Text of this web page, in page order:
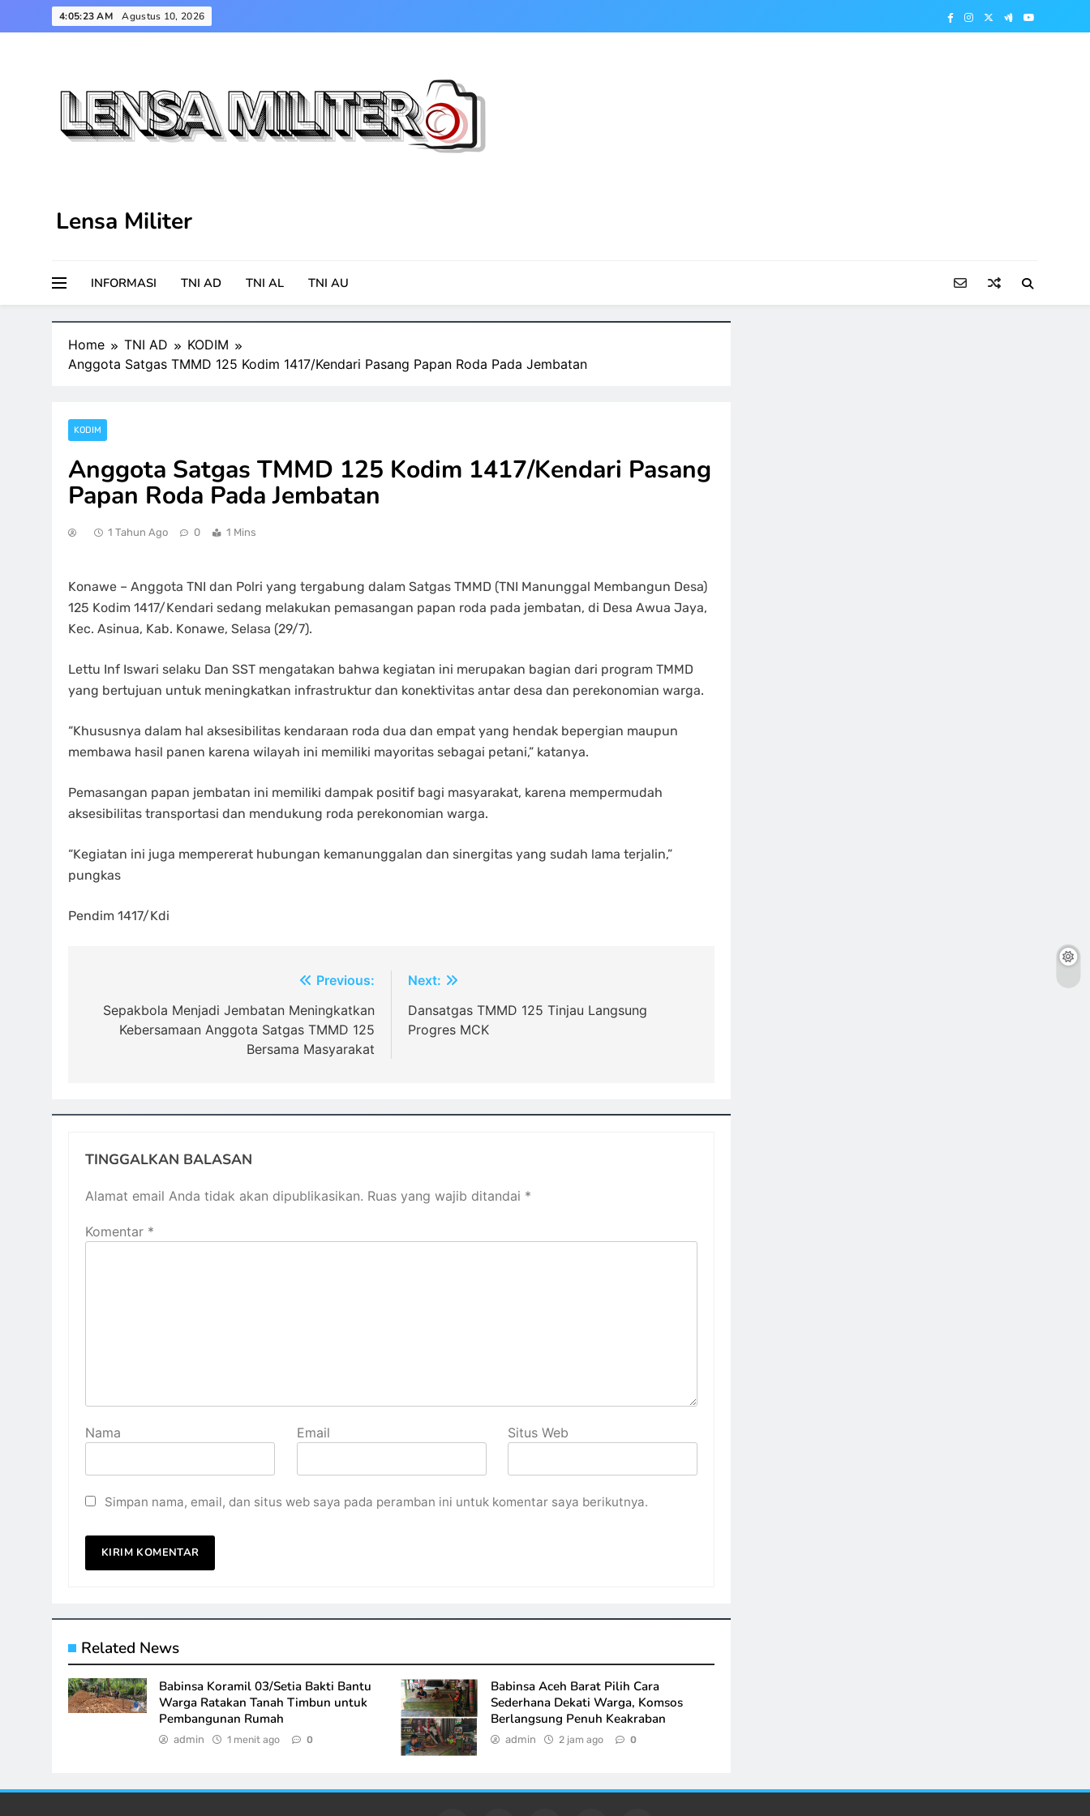
to
4:05:24 AM Agustus 10, 2026
Lensa Militer
INFORMASI TNI AD TNI AL TNI AU
Home TNI AD
KODIM
Anggota Satgas TMMD 125 Kodim 1417/Kendari Pasang Papan Roda Pada Jembatan
KODIM
Anggota Satgas TMMD 125 Kodim 1417/Kendari Pasang
Papan Roda Pada Jembatan
1 Tahun Ago 0 1 Mins
Konawe – Anggota TNI dan Polri yang tergabung dalam Satgas TMMD (TNI Manunggal Membangun Desa)
125 Kodim 1417/Kendari sedang melakukan pemasangan papan roda pada jembatan, di Desa Awua Jaya,
Kec. Asinua, Kab. Konawe, Selasa (29/7).
Lettu Inf Iswari selaku Dan SST mengatakan bahwa kegiatan ini merupakan bagian dari program TMMD
yang bertujuan untuk meningkatkan infrastruktur dan konektivitas antar desa dan perekonomian warga.
“Khususnya dalam hal aksesibilitas kendaraan roda dua dan empat yang hendak bepergian maupun
membawa hasil panen karena wilayah ini memiliki mayoritas sebagai petani,” katanya.
Pemasangan papan jembatan ini memiliki dampak positif bagi masyarakat, karena mempermudah
aksesibilitas transportasi dan mendukung roda perekonomian warga.
“Kegiatan ini juga mempererat hubungan kemanunggalan dan sinergitas yang sudah lama terjalin,”
pungkas
Pendim 1417/Kdi
pos
Previous:
Sepakbola Menjadi Jembatan Meningkatkan
Kebersamaan Anggota Satgas TMMD 125
Bersama Masyarakat
Next:
Dansatgas TMMD 125 Tinjau Langsung
Progres MCK
TINGGALKAN BALASAN
Alamat email Anda tidak akan dipublikasikan. Ruas yang wajib ditandai *
Komentar *
Nama Email Situs Web
Simpan nama, email, dan situs web saya pada peramban ini untuk komentar saya berikutnya.
Related News
Babinsa Koramil 03/Setia Bakti Bantu
Warga Ratakan Tanah Timbun untuk
Pembangunan Rumah
admin 1 menit ago 0
Babinsa Aceh Barat Pilih Cara
Sederhana Dekati Warga, Komsos
Berlangsung Penuh Keakraban
admin 2 jam ago 0